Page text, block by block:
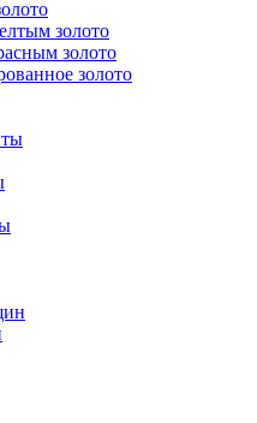
золото
золото
золото